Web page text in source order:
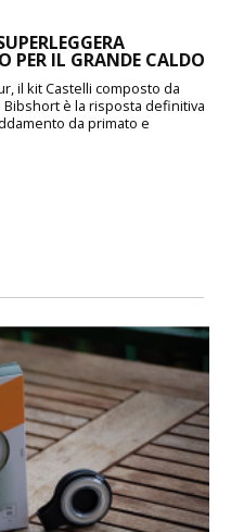
PER IL GRANDE CALDO
il kit Castelli composto da
Bibshort è la risposta definitiva
da primato e